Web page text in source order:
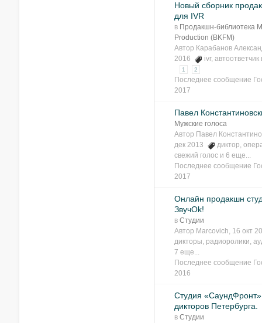
Новый сборник
для IVR
в Продакшн-библиотека
Production (BKFM)
Автор Карабанов
2016
ivr, автоответчик
1 2
Последнее сообщение
2017
Павел
Мужские голоса
Автор Павел
дек 2013
диктор,
свежий голос и 6 еще...
Последнее сообщение
2017
Онлайн продакшн
ЗвучOk!
в Студии
Автор Marcovich, 16 окт
дикторы, радиоролики,
7 еще...
Последнее сообщение
2016
Студия
дикторов Петербурга.
в Студии